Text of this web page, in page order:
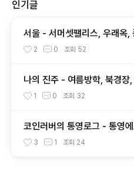
인기글
서울 - 서머셋팰리스, 우래옥,
물트론스텔레, 안덕, 위아마틴파
2 0 조회 52
나의 진주 - 여름방학, 북경장,
말띠고개, 책강, 다원, 피베리진
1 0 조회 32
코인러버의 통영로그 - 통영
생기다니 이게 가능할까 싶은
3 1 조회 24